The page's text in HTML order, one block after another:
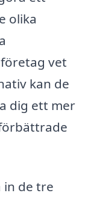
olika
vet
kan de
dig ett mer
in de tre